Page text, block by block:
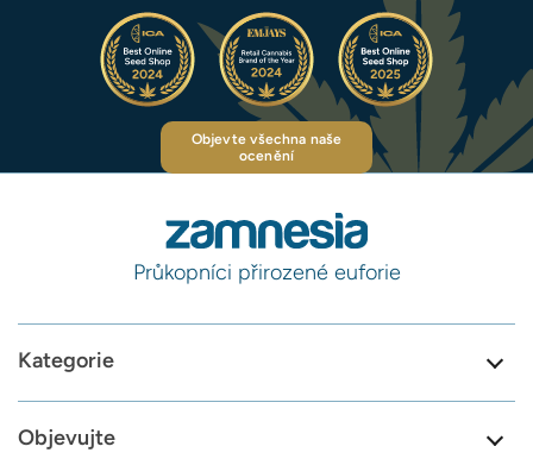
Objevte všechna naše
ocenění
Průkopníci přirozené euforie
Kategorie
Objevujte